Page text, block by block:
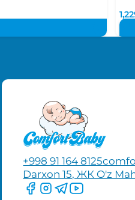
+998 91 164 8125
Darxon 15, ЖК O'z
Следите за нами на
Следите за нами
Следите за
Следите за